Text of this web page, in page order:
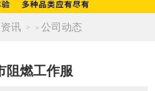
讯 > 公司动态
阻燃工作服